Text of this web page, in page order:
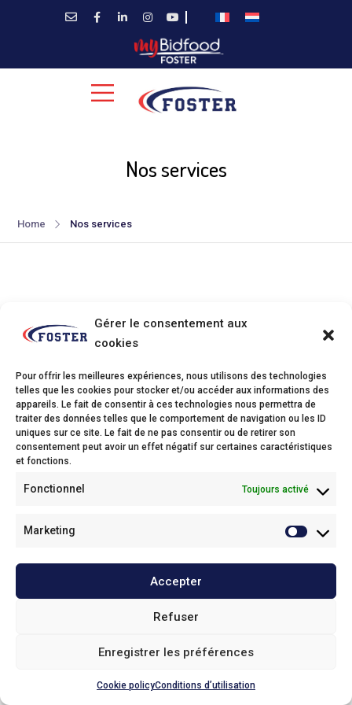
Gérer le consentement aux
cookies
Pour offrir les meilleures expériences, nous utilisons des technologies
telles que les cookies pour stocker et/ou accéder aux informations des
appareils. Le fait de consentir à ces technologies nous permettra de
traiter des données telles que le comportement de navigation ou les ID
uniques sur ce site. Le fait de ne pas consentir ou de retirer son
consentement peut avoir un effet négatif sur certaines caractéristiques
et fonctions.
Fonctionnel Toujours activé
Marketing
Accepter
Refuser
Enregistrer les préférences
Cookie policyConditions d’utilisation
Nos services
Home Nos services
Foster
Oude Baan 1c,
2800 Mechelen
Email:info@foster.bidfood.be
Enlèvement
© 2025Foster
Haut de page